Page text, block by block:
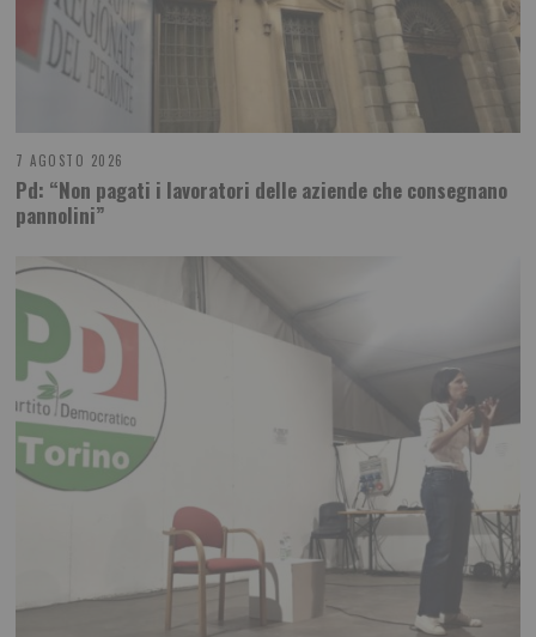
7 AGOSTO 2026
Pd: “Non pagati i lavoratori delle aziende che consegnano
pannolini”